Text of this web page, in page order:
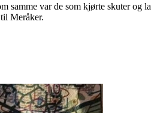
samme var de som kjørte skuter og la
Meråker.